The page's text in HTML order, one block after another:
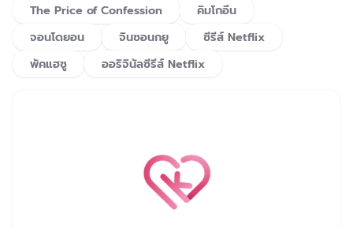
The Price of Confession
คิมโกอึน
จอนโดยอน
จินซอนกยู
ซีรีส์ Netflix
พัคแฮซู
ออริจินัลซีรีส์ Netflix